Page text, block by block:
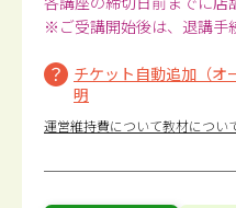
※ご受講開始後は、退講手
チケット自動追加（オ
明
運営維持費について教材につい